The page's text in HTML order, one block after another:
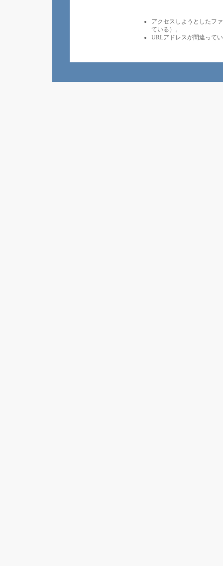
アクセスしようとしたフ
ている）。
URLアドレスが間違って